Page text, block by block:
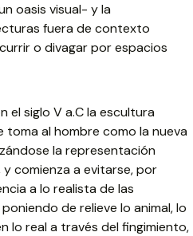
oasis visual- y la
fuera de contexto
o divagar por espacios
el siglo V a.C la escultura
toma al hombre como la nueva
la representación
comienza a evitarse, por
a lo realista de las
de relieve lo animal, lo
lo real a través del fingimiento,